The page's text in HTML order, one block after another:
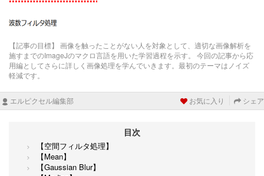
【記事の目標】 画像を触ったことがない人を対象として、適切な画像解析を
施すまでのImageJのマクロ言語を用いた学習過程を示す。 今回の記事から応
用編としてさらに詳しく画像処理を学んでいきます。最初のテーマはノイズ
軽減です。
エルピクセル編集部 お気に入り シェア
目次
【空間フィルタ処理】
【Mean】
【Gaussian Blur】